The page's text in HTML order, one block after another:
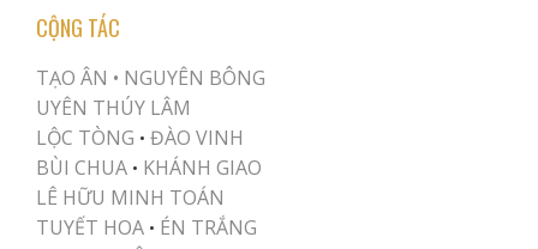
CỘNG TÁC
TẠO ÂN • NGUYÊN BÔNG
UYÊN THÚY LÂM
LỘC TÒNG • ĐÀO VINH
BÙI CHUA • KHÁNH GIAO
LÊ HỮU MINH TOÁN
TUYẾT HOA • ÉN TRẮNG